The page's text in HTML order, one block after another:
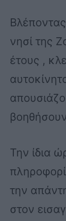
νησί της
έτους ,
Την ίδια
την
στον